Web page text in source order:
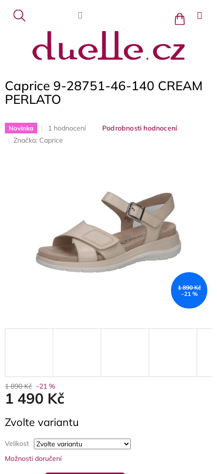
obsah
Nákupní
košík
Caprice 9-28751-46-140 CREAM
PERLATO
Novinka
Průměrné
produktu
1 hodnocení
Podrobnosti hodnocení
Značka: Caprice
1 890 Kč
–21 %
1 890 Kč –21 %
1 490 Kč
cena:
Zvolte variantu
Velikost
Možnosti doručení